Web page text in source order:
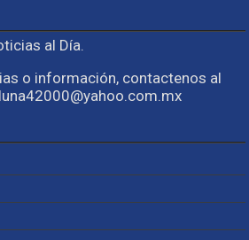
al Día.
o información, contactenos al